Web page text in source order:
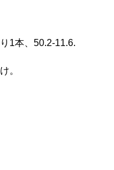
1本、50.2-11.6.
。